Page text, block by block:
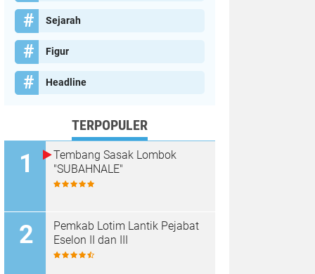
Sejarah
Figur
Headline
TERPOPULER
Tembang Sasak Lombok
"SUBAHNALE"
Pemkab Lotim Lantik Pejabat
Eselon II dan III